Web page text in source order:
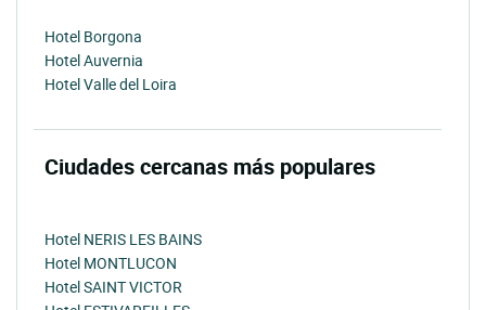
Hotel Borgona
Hotel Auvernia
Hotel Valle del Loira
Ciudades cercanas más populares
Hotel NERIS LES BAINS
Hotel MONTLUCON
Hotel SAINT VICTOR